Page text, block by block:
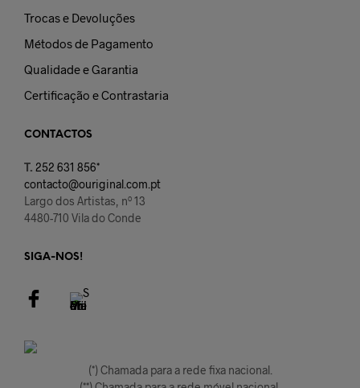
Trocas e Devoluções
Métodos de Pagamento
Qualidade e Garantia
Certificação e Contrastaria
CONTACTOS
T. 252 631 856*
contacto@ouriginal.com.pt
Largo dos Artistas, nº 13
4480-710 Vila do Conde
SIGA-NOS!
(*) Chamada para a rede fixa nacional.